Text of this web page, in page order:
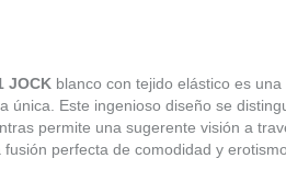
JOCK blanco con tejido elástico es
única. Este ingenioso diseño se
permite una sugerente visión a
perfecta de comodidad y